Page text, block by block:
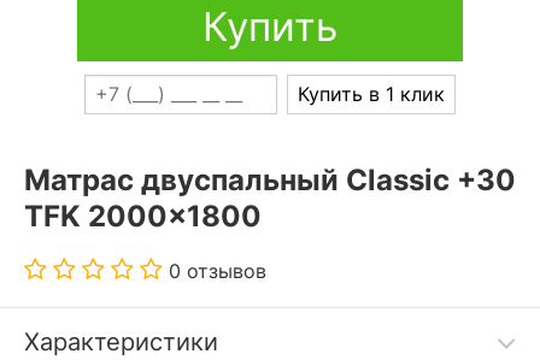
Купить
Купить в 1 клик
Матрас двуспальный Classic +30
TFK 2000x1800
0 отзывов
Характеристики